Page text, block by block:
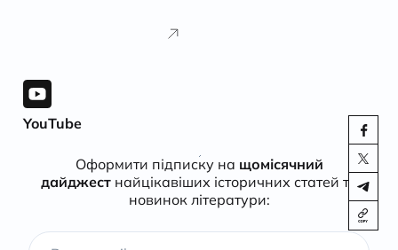
YouTube
Оформити підписку на щомісячний
дайджестнайцікавіших історичних статей та
новинок літератури: